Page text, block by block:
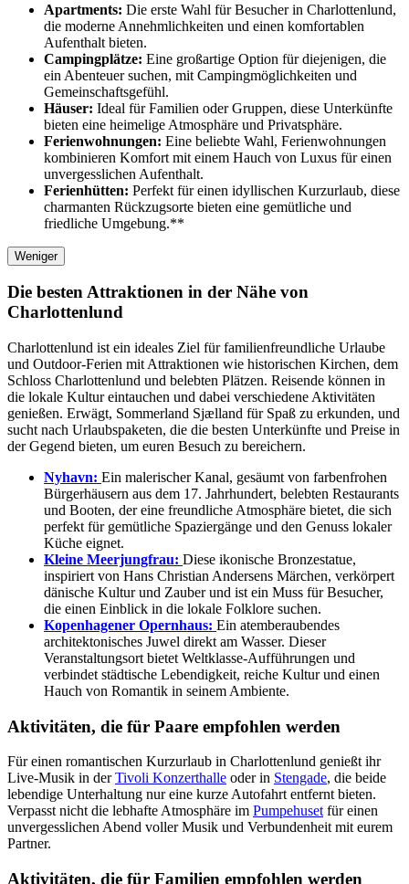
Apartments: Die erste Wahl für Besucher in Charlottenlund,
die moderne Annehmlichkeiten und einen komfortablen
Aufenthalt bieten.
Campingplätze: Eine großartige Option für diejenigen, die
ein Abenteuer suchen, mit Campingmöglichkeiten und
Gemeinschaftsgefühl.
Häuser: Ideal für Familien oder Gruppen, diese Unterkünfte
bieten eine heimelige Atmosphäre und Privatsphäre.
Ferienwohnungen: Eine beliebte Wahl, Ferienwohnungen
kombinieren Komfort mit einem Hauch von Luxus für einen
unvergesslichen Aufenthalt.
Ferienhütten: Perfekt für einen idyllischen Kurzurlaub, diese
charmanten Rückzugsorte bieten eine gemütliche und
friedliche Umgebung.**
Weniger
Die besten Attraktionen in der Nähe von
Charlottenlund
Charlottenlund ist ein ideales Ziel für familienfreundliche Urlaube
und Outdoor-Ferien mit Attraktionen wie historischen Kirchen, dem
Schloss Charlottenlund und belebten Plätzen. Reisende können in
die lokale Kultur eintauchen und dabei verschiedene Aktivitäten
genießen. Erwägt, Sommerland Sjælland für Spaß zu erkunden, und
sucht nach Urlaubspaketen, die die besten Unterkünfte und Preise in
der Gegend bieten, um euren Besuch zu bereichern.
Nyhavn: Ein malerischer Kanal, gesäumt von farbenfrohen
Bürgerhäusern aus dem 17. Jahrhundert, belebten Restaurants
und Booten, der eine freundliche Atmosphäre bietet, die sich
perfekt für gemütliche Spaziergänge und den Genuss lokaler
Küche eignet.
Kleine Meerjungfrau: Diese ikonische Bronzestatue,
inspiriert von Hans Christian Andersens Märchen, verkörpert
dänische Kultur und Zauber und ist ein Muss für Besucher,
die einen Einblick in die lokale Folklore suchen.
Kopenhagener Opernhaus: Ein atemberaubendes
architektonisches Juwel direkt am Wasser. Dieser
Veranstaltungsort bietet Weltklasse-Aufführungen und
verbindet städtische Lebendigkeit, reiche Kultur und einen
Hauch von Romantik in seinem Ambiente.
Aktivitäten, die für Paare empfohlen werden
Für einen romantischen Kurzurlaub in Charlottenlund genießt ihr
Live-Musik in derTivoli Konzerthalle oder in Stengade, die beide
lebendige Unterhaltung nur eine kurze Autofahrt entfernt bieten.
Verpasst nicht die lebhafte Atmosphäre im Pumpehuset für einen
unvergesslichen Abend voller Musik und Verbundenheit mit eurem
Partner.
Aktivitäten, die für Familien empfohlen werden